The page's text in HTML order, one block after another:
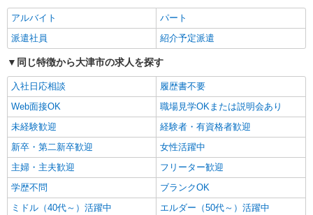
派遣社員
株式会社kotrio /●KY-H-1954392
比叡山坂本駅｜リハビリ補助などのデイサービ
スSTAFF♪未経験OK
時給1550円〜2187円 ＜日払い有/週払い有/交
通費全支給(ガソリン代含む)＞
大津市坂本周辺｜中学校近く！
詳細を見る
派遣社員
株式会社kotrio /●KY-H-2101162
＼日払いも選べる／唐崎駅＊高級シニアマンシ
ョンSTAFF募集
アルバイト
パート
派遣社員
紹介予定派遣
同じ特徴から大津市の求人を探す
入社日応相談
履歴書不要
Web面接OK
職場見学OKまたは説明会あり
未経験歓迎
経験者・有資格者歓迎
新卒・第二新卒歓迎
女性活躍中
主婦・主夫歓迎
フリーター歓迎
学歴不問
ブランクOK
ミドル（40代～）活躍中
エルダー（50代～）活躍中